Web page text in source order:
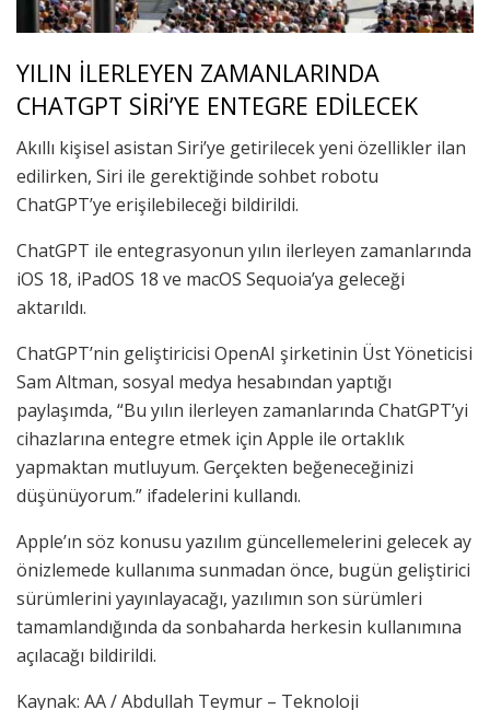
YILIN İLERLEYEN ZAMANLARINDA
CHATGPT SİRİ’YE ENTEGRE EDİLECEK
Akıllı kişisel asistan Siri’ye getirilecek yeni özellikler ilan
edilirken, Siri ile gerektiğinde sohbet robotu
ChatGPT’ye erişilebileceği bildirildi.
ChatGPT ile entegrasyonun yılın ilerleyen zamanlarında
iOS 18, iPadOS 18 ve macOS Sequoia’ya geleceği
aktarıldı.
ChatGPT’nin geliştiricisi OpenAI şirketinin Üst Yöneticisi
Sam Altman, sosyal medya hesabından yaptığı
paylaşımda, “Bu yılın ilerleyen zamanlarında ChatGPT’yi
cihazlarına entegre etmek için Apple ile ortaklık
yapmaktan mutluyum. Gerçekten beğeneceğinizi
düşünüyorum.” ifadelerini kullandı.
Apple’ın söz konusu yazılım güncellemelerini gelecek ay
önizlemede kullanıma sunmadan önce, bugün geliştirici
sürümlerini yayınlayacağı, yazılımın son sürümleri
tamamlandığında da sonbaharda herkesin kullanımına
açılacağı bildirildi.
Kaynak: AA / Abdullah Teymur – Teknoloji